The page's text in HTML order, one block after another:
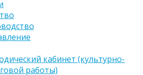
кабинет (культурно-
работы)